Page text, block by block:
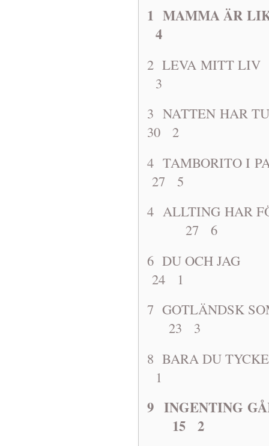
1 MAMMA ÄR
4
2 LEVA
3
3 NATTEN
30 2
4
27 5
4 ALLTING HAR
27 6
6 DU OCH
24 1
7
23 3
8 BARA DU
1
9 INGENTING
15 2